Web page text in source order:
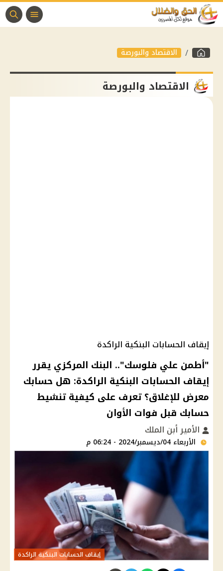
الاقتصاد والبورصة
الاقتصاد والبورصة
إيقاف الحسابات البنكية الراكدة
"أطمن علي فلوسك".. البنك المركزي يقرر
إيقاف الحسابات البنكية الراكدة: هل حسابك
معرض للإغلاق؟ تعرف على كيفية تنشيط
حسابك قبل فوات الأوان
الأمير أبن الملك
الأربعاء 04/ديسمبر/2024 - 06:24 م
إيقاف الحسابات البنكية الراكدة